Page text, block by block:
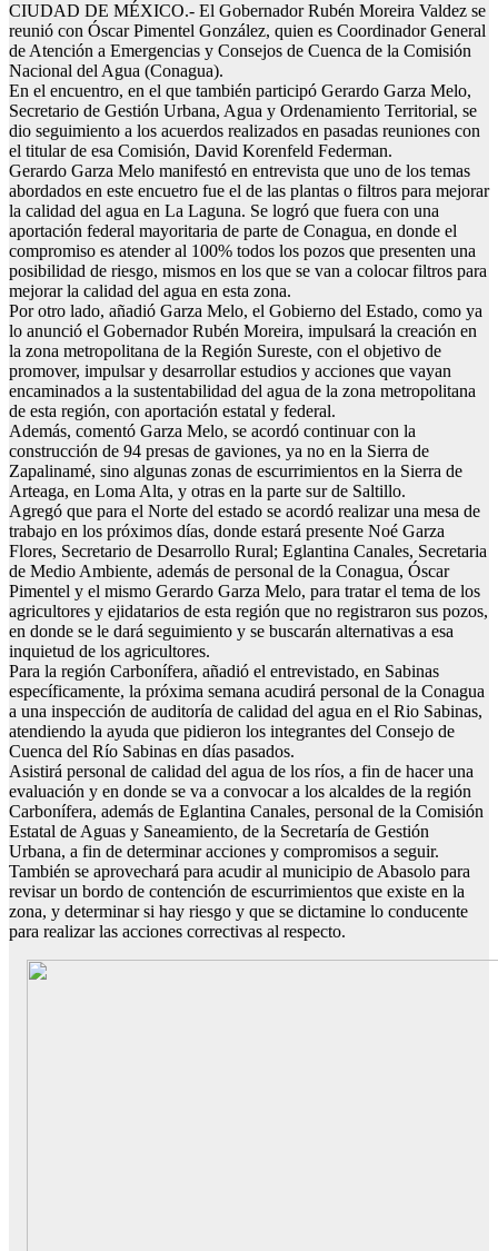
CIUDAD DE MÉXICO.- El Gobernador Rubén Moreira Valdez se
reunió con Óscar Pimentel González, quien es Coordinador General
de Atención a Emergencias y Consejos de Cuenca de la Comisión
Nacional del Agua (Conagua).
En el encuentro, en el que también participó Gerardo Garza Melo,
Secretario de Gestión Urbana, Agua y Ordenamiento Territorial, se
dio seguimiento a los acuerdos realizados en pasadas reuniones con
el titular de esa Comisión, David Korenfeld Federman.
Gerardo Garza Melo manifestó en entrevista que uno de los temas
abordados en este encuetro fue el de las plantas o filtros para mejorar
la calidad del agua en La Laguna. Se logró que fuera con una
aportación federal mayoritaria de parte de Conagua, en donde el
compromiso es atender al 100% todos los pozos que presenten una
posibilidad de riesgo, mismos en los que se van a colocar filtros para
mejorar la calidad del agua en esta zona.
Por otro lado, añadió Garza Melo, el Gobierno del Estado, como ya
lo anunció el Gobernador Rubén Moreira, impulsará la creación en
la zona metropolitana de la Región Sureste, con el objetivo de
promover, impulsar y desarrollar estudios y acciones que vayan
encaminados a la sustentabilidad del agua de la zona metropolitana
de esta región, con aportación estatal y federal.
Además, comentó Garza Melo, se acordó continuar con la
construcción de 94 presas de gaviones, ya no en la Sierra de
Zapalinamé, sino algunas zonas de escurrimientos en la Sierra de
Arteaga, en Loma Alta, y otras en la parte sur de Saltillo.
Agregó que para el Norte del estado se acordó realizar una mesa de
trabajo en los próximos días, donde estará presente Noé Garza
Flores, Secretario de Desarrollo Rural; Eglantina Canales, Secretaria
de Medio Ambiente, además de personal de la Conagua, Óscar
Pimentel y el mismo Gerardo Garza Melo, para tratar el tema de los
agricultores y ejidatarios de esta región que no registraron sus pozos,
en donde se le dará seguimiento y se buscarán alternativas a esa
inquietud de los agricultores.
Para la región Carbonífera, añadió el entrevistado, en Sabinas
específicamente, la próxima semana acudirá personal de la Conagua
a una inspección de auditoría de calidad del agua en el Rio Sabinas,
atendiendo la ayuda que pidieron los integrantes del Consejo de
Cuenca del Río Sabinas en días pasados.
Asistirá personal de calidad del agua de los ríos, a fin de hacer una
evaluación y en donde se va a convocar a los alcaldes de la región
Carbonífera, además de Eglantina Canales, personal de la Comisión
Estatal de Aguas y Saneamiento, de la Secretaría de Gestión
Urbana, a fin de determinar acciones y compromisos a seguir.
También se aprovechará para acudir al municipio de Abasolo para
revisar un bordo de contención de escurrimientos que existe en la
zona, y determinar si hay riesgo y que se dictamine lo conducente
para realizar las acciones correctivas al respecto.